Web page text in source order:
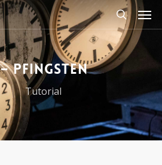
Pfingsten
Tutorial